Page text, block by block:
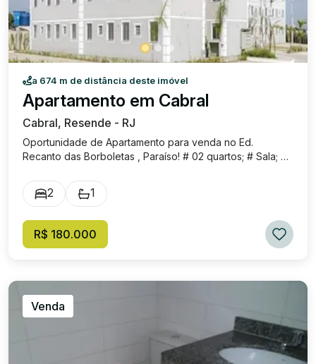
a 674 m de distância deste imóvel
Apartamento em Cabral
Cabral, Resende - RJ
Oportunidade de Apartamento para venda no Ed.
Recanto das Borboletas , Paraíso! # 02 quartos; # Sala; #
elevador; # Portaria; 🚗 01 vaga de Garagem. Ótima
localização, próximo de escola, rodoviária,
gasolina. Apto 1º andar. Valor de locação: R$ 180.000,00
Condomínio: R$ 297,00.
2 1
R$ 180.000
Venda